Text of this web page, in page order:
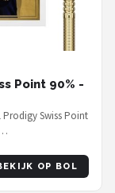
Point 90% -
Prodigy Swiss Point
OP BOL